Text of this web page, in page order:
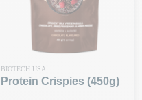
BIOTECH USA
Protein Crispies (450g)